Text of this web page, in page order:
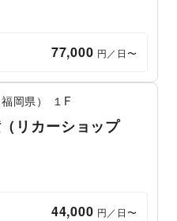
77,000 円／日〜
岡県） １F
リカーショップ
44,000 円／日〜